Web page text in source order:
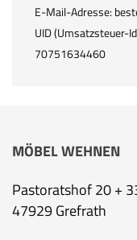
E-Mail-Adresse:
UID (Umsatzsteuer-
70751634460
MÖBEL WEHNEN
Pastoratshof 20 +
47929 Grefrath